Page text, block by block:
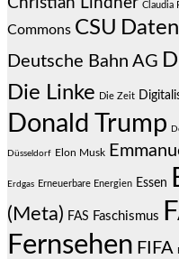
Claudia
Commons CSU
Deutsche Bahn AG
Die Linke Die Zeit
Donald Trump
Düsseldorf Elon Musk
Erdgas Erneuerbare Energien Essen
(Meta) FAS Faschismus
Fernsehen FIFA